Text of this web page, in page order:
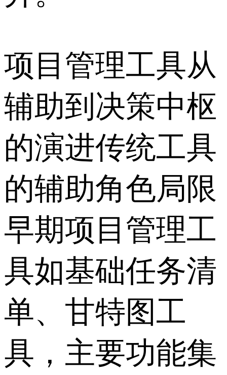
项目管理工具从
辅助到决策中枢
的演进传统工具
的辅助角色局限
早期项目管理工
具如基础任务清
单、甘特图工
具，主要功能集